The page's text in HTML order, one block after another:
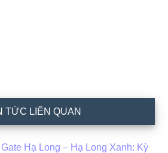
TỨC LIÊN QUAN
Hạ Long – Hạ Long Xanh: Kỳ